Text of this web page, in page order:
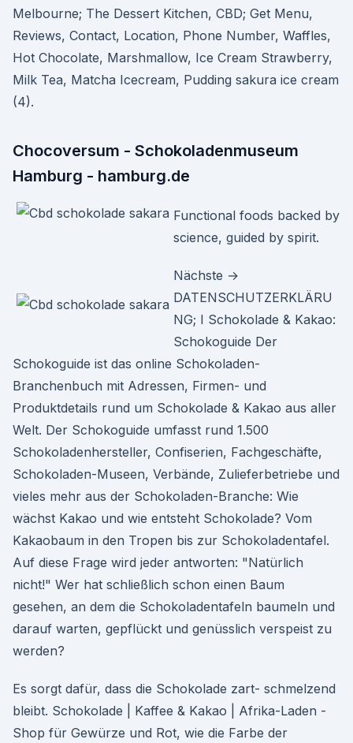
Melbourne; The Dessert Kitchen, CBD; Get Menu,
Reviews, Contact, Location, Phone Number, Waffles,
Hot Chocolate, Marshmallow, Ice Cream Strawberry,
Milk Tea, Matcha Icecream, Pudding sakura ice cream
(4).
Chocoversum - Schokoladenmuseum
Hamburg - hamburg.de
Functional foods backed by
science, guided by spirit.
Nächste →
DATENSCHUTZERKLÄRU
NG; I Schokolade & Kakao:
Schokoguide Der
Schokoguide ist das online Schokoladen-
Branchenbuch mit Adressen, Firmen- und
Produktdetails rund um Schokolade & Kakao aus aller
Welt. Der Schokoguide umfasst rund 1.500
Schokoladenhersteller, Confiserien, Fachgeschäfte,
Schokoladen-Museen, Verbände, Zulieferbetriebe und
vieles mehr aus der Schokoladen-Branche: Wie
wächst Kakao und wie entsteht Schokolade? Vom
Kakaobaum in den Tropen bis zur Schokoladentafel.
Auf diese Frage wird jeder antworten: "Natürlich
nicht!" Wer hat schließlich schon einen Baum
gesehen, an dem die Schokoladentafeln baumeln und
darauf warten, gepflückt und genüsslich verspeist zu
werden?
Es sorgt dafür, dass die Schokolade zart- schmelzend
bleibt. Schokolade | Kaffee & Kakao | Afrika-Laden -
Shop für Gewürze und Rot, wie die Farbe der